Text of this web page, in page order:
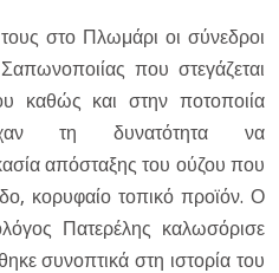
στο Πλωμάρι οι σύνεδροι
που στεγάζεται
καθώς και στην ποτοποιία
τη δυνατότητα να
απόσταξης του ούζου που
κορυφαίο τοπικό προϊόν. Ο
Πατερέλης καλωσόρισε
συνοπτικά στη ιστορία του